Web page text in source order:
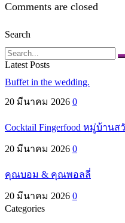
Comments are closed
Search
Latest Posts
Buffet in the wedding.
20 มีนาคม 2026 0
Cocktail Fingerfood หมู่บ้าน
20 มีนาคม 2026 0
คุณบอม & คุณพอลลี่
20 มีนาคม 2026 0
Categories